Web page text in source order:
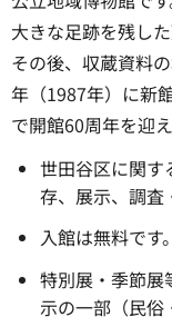
大きな足跡を残し
その後、収蔵資料
年（1987年）に新
で開館60周年を迎え
世田谷区に関す
存、展示、調査
入館は無料です
特別展・季節展
示の一部（民俗